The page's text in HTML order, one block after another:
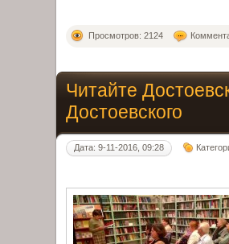
Просмотров: 2124
Читайте
Достоевского
Дата: 9-11-2016, 09:28